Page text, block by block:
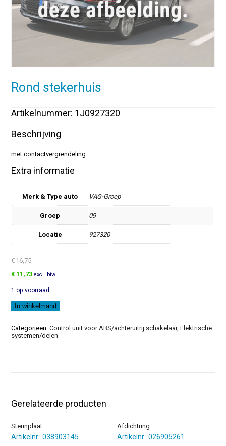
Rond stekerhuis
Artikelnummer: 1J0927320
Beschrijving
met contactvergrendeling
Extra informatie
Merk & Type auto VAG-Groep
Groep 09
Locatie 927320
€16,75
Oorspronkelijke
was:
€16,75.
€ 11,73Huidige
is:
€11,73.
excl. btw
1 op voorraad
Rond
stekerhuis
In winkelmand
Categorieën:Control unit voor ABS/achteruitrij schakelaar,Elektrische
systemen/delen
Gerelateerde producten
Steunplaat
Artikelnr.: 038903145
Afdichtring
Artikelnr.: 026905261